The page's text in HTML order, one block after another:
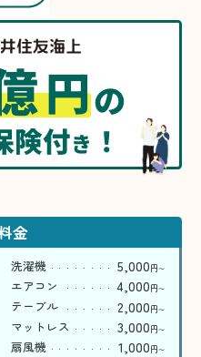
円の
険付き ！
金
洗濯機 5,000円〜
エアコン 4,000円〜
テーブル 2,000円〜
マットレス 3,000円〜
扇風機 1,000円〜